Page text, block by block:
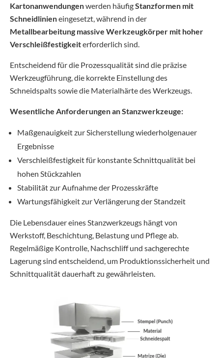
Kartonanwendungenwerden häufigStanzformen mit
Schneidlinieneingesetzt, während in der
Metallbearbeitung massive Werkzeugkörper mit hoher
Verschleißfestigkeiterforderlich sind.
Entscheidend für die Prozessqualität sind die präzise
Werkzeugführung, die korrekte Einstellung des
Schneidspalts sowie die Materialhärte des Werkzeugs.
Wesentliche Anforderungen an Stanzwerkzeuge:
Maßgenauigkeit zur Sicherstellung wiederholgenauer
Ergebnisse
Verschleißfestigkeit für konstante Schnittqualität bei
hohen Stückzahlen
Stabilität zur Aufnahme der Prozesskräfte
Wartungsfähigkeit zur Verlängerung der Standzeit
Die Lebensdauer eines Stanzwerkzeugs hängt von
Werkstoff, Beschichtung, Belastung und Pflege ab.
Regelmäßige Kontrolle, Nachschliff und sachgerechte
Lagerung sind entscheidend, um Produktionssicherheit und
Schnittqualität dauerhaft zu gewährleisten.